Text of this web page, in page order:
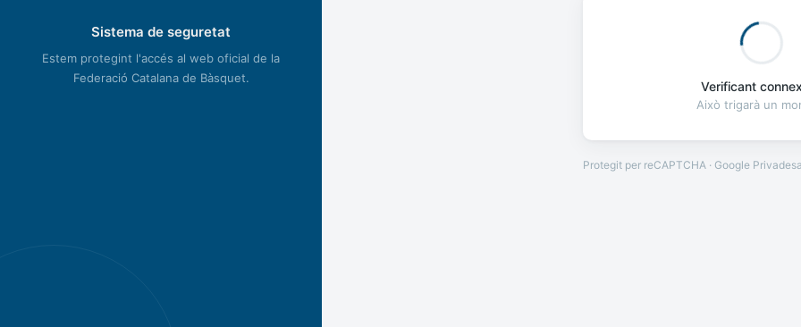
Sistema de seguretat
Estem protegint l'accés al web oficial de la
Federació Catalana de Bàsquet.
Verificant
Això trigarà un
Protegit per reCAPTCHA · Google Privadesa